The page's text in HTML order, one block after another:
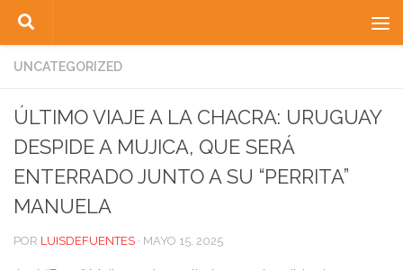
Saltar al contenido
UNCATEGORIZED
ÚLTIMO VIAJE A LA CHACRA: URUGUAY
DESPIDE A MUJICA, QUE SERÁ
ENTERRADO JUNTO A SU “PERRITA”
MANUELA
POR LUISDEFUENTES · MAYO 15, 2025